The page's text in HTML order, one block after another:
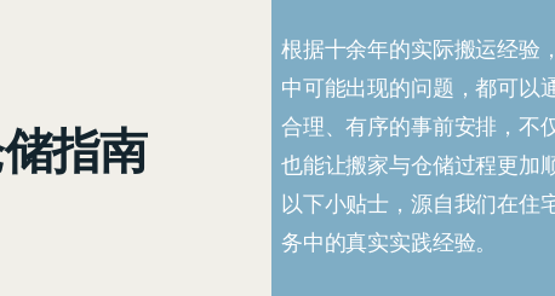
指南
根据十余年的实际搬运经验
中可能出现的问题，都可以
合理、有序的事前安排，不
也能让搬家与仓储过程更加
以下小贴士，源自我们在住
务中的真实实践经验。